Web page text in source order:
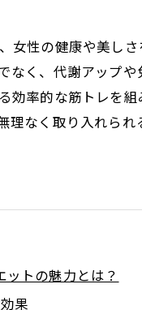
女性の健康や美し
く、代謝アップ
効率的な筋トレを
なく取り入れら
ットの魅力とは？
果